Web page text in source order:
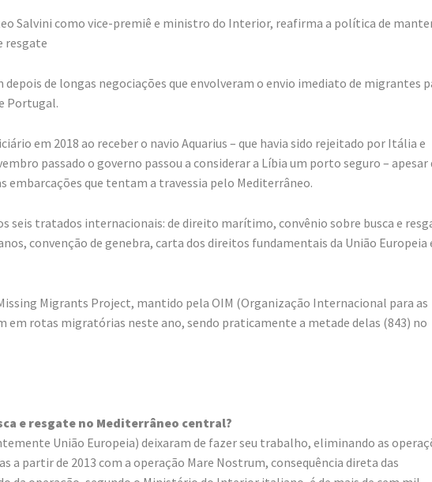
Salvini como vice-premiê e ministro do Interior, reafirma a política de
resgate
de longas negociações que envolveram o envio imediato de migrantes
Portugal.
em 2018 ao receber o navio Aquarius – que havia sido rejeitado por Itália e
passado o governo passou a considerar a Líbia um porto seguro – apesar
embarcações que tentam a travessia pelo Mediterrâneo.
seis tratados internacionais: de direito marítimo, convênio sobre busca e
convenção de genebra, carta dos direitos fundamentais da União Europeia
Migrants Project, mantido pela OIM (Organização Internacional para as
em rotas migratórias neste ano, sendo praticamente a metade delas (843) no
e resgate no Mediterrâneo central?
União Europeia) deixaram de fazer seu trabalho, eliminando as
a partir de 2013 com a operação Mare Nostrum, consequência direta das